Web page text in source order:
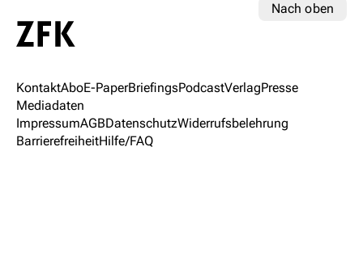
Nach oben
KontaktAboE-PaperBriefingsPodcastVerlagPresse
Mediadaten
ImpressumAGBDatenschutzWiderrufsbelehrung
BarrierefreiheitHilfe/FAQ